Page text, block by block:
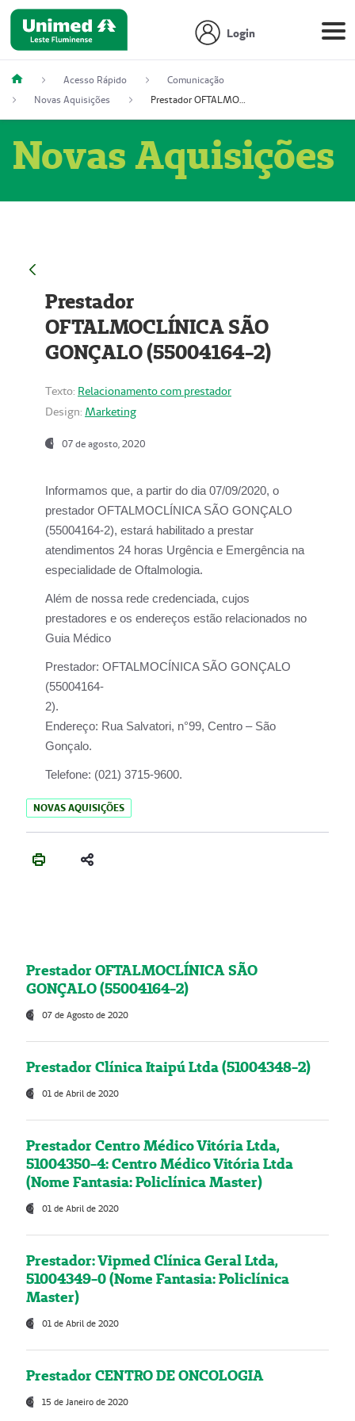
Login
Acesso Rápido
Comunicação
Novas Aquisições
Prestador OFTALMOCLÍNICA SÃO GONÇALO (55004164-2)
Novas Aquisições
Prestador
OFTALMOCLÍNICA SÃO
GONÇALO (55004164-2)
Texto: Relacionamento com prestador
Design: Marketing
07 de agosto, 2020
Informamos que, a partir do dia07/09/2020, o
prestador OFTALMOCLÍNICA SÃO GONÇALO
(55004164-2), estará habilitado a prestar
atendimentos 24 horas Urgência e Emergência na
especialidade de Oftalmologia.
Além de nossa rede credenciada, cujos
prestadores e os endereços estão relacionados no
Guia Médico
Prestador: OFTALMOCÍNICA SÃO GONÇALO
(55004164-
2).
Endereço: Rua Salvatori, n°99, Centro – São
Gonçalo.
Telefone: (021) 3715-9600.
NOVAS AQUISIÇÕES
Prestador OFTALMOCLÍNICA SÃO
GONÇALO (55004164-2)
07 de Agosto de 2020
Prestador Clínica Itaipú Ltda (51004348-2)
01 de Abril de 2020
Prestador Centro Médico Vitória Ltda,
51004350-4: Centro Médico Vitória Ltda
(Nome Fantasia: Policlínica Master)
01 de Abril de 2020
Prestador: Vipmed Clínica Geral Ltda,
51004349-0 (Nome Fantasia: Policlínica
Master)
01 de Abril de 2020
Prestador CENTRO DE ONCOLOGIA
15 de Janeiro de 2020